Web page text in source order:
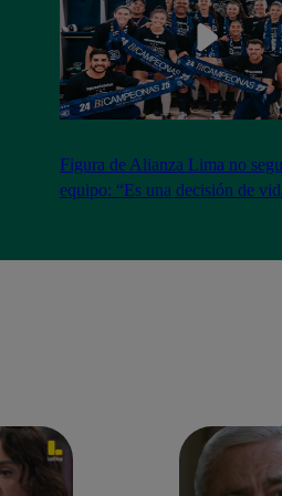
Figura de Alianza Lima no
equipo: “Es una decisión de